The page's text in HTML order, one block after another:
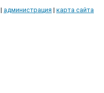
| администрация | карта сайта